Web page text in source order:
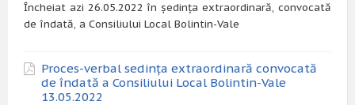
Încheiat azi 26.05.2022 în ședința extraordinară, convocată
de îndată, a Consiliului Local Bolintin-Vale
Proces-verbal sedința extraordinară convocată
de îndată a Consiliului Local Bolintin-Vale
13.05.2022